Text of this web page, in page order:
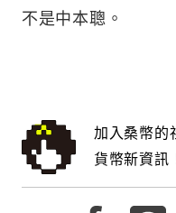
不是中本聰。
加入桑幣的
貨幣新資訊